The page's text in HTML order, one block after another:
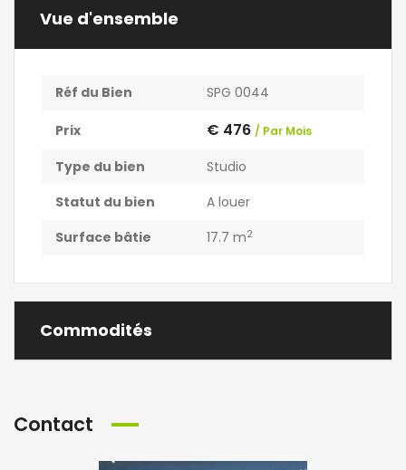
Vue d'ensemble
Réf du Bien SPG 0044
Prix € 476 / Par Mois
Type du bien
Studio
Statut du bien
A louer
Surface bâtie
17.7 m2
Commodités
Contact